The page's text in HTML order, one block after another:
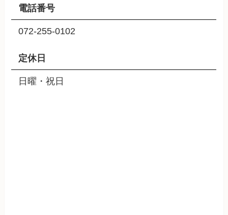
電話番号
072-255-0102
定休日
日曜・祝日